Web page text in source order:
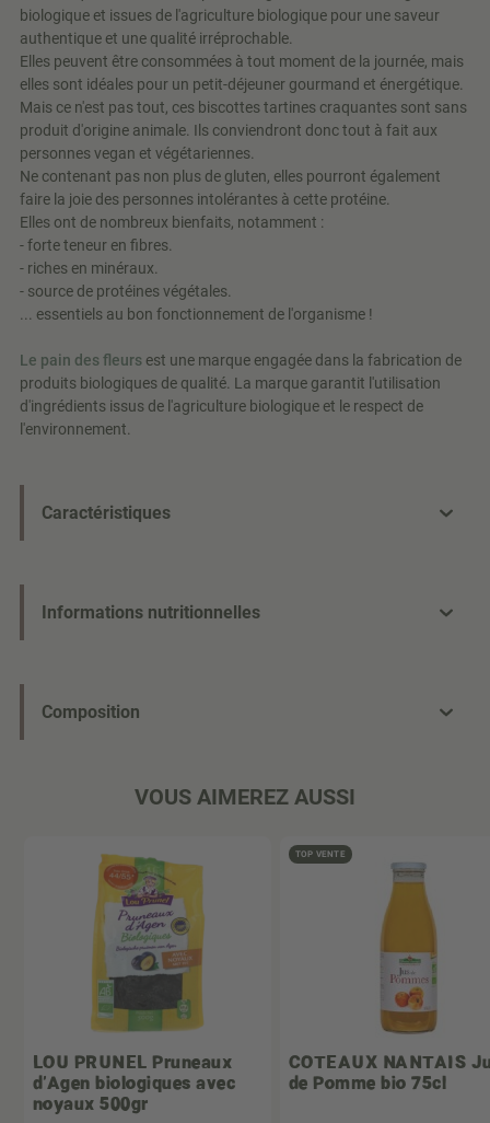
biologique et issues de l'agriculture biologique pour une saveur
authentique et une qualité irréprochable.
Elles peuvent être consommées à tout moment de la journée, mais
elles sont idéales pour un petit-déjeuner gourmand et énergétique.
Mais ce n'est pas tout, ces biscottes tartines craquantes sont sans
produit d'origine animale. Ils conviendront donc tout à fait aux
personnes vegan et végétariennes.
Ne contenant pas non plus de gluten, elles pourront également
faire la joie des personnes intolérantes à cette protéine.
Elles ont de nombreux bienfaits, notamment :
- forte teneur en fibres.
- riches en minéraux.
- source de protéines végétales.
... essentiels au bon fonctionnement de l'organisme !
Le pain des fleurs est une marque engagée dans la fabrication de
produits biologiques de qualité. La marque garantit l'utilisation
d'ingrédients issus de l'agriculture biologique et le respect de
l'environnement.
Caractéristiques
Informations nutritionnelles
Composition
VOUS AIMEREZ AUSSI
LOU PRUNEL Pruneaux
d'Agen biologiques avec
noyaux 500gr
TOP VENTE
COTEAUX NANTAIS
de Pomme bio 75cl